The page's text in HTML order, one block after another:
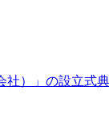
社）」の設立式